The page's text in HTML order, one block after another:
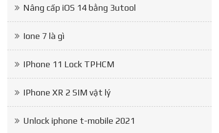
Nâng cấp iOS 14 bằng 3utool
Ione 7 là gì
IPhone 11 Lock TPHCM
IPhone XR 2 SIM vật lý
Unlock iphone t-mobile 2021